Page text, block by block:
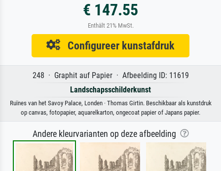
€ 147.55
Enthält 21% MwSt.
Configureer kunstafdruk
248 · Graphit auf Papier · Afbeelding ID: 11619
Landschapsschilderkunst
Ruïnes van het Savoy Palace, Londen · Thomas Girtin. Beschikbaar als kunstdruk
op canvas, fotopapier, aquarelkarton, ongecoat papier of Japans papier.
Andere kleurvarianten op deze afbeelding